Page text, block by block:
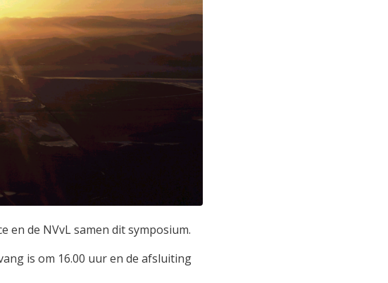
en de NVvL samen dit symposium.
is om 16.00 uur en de afsluiting